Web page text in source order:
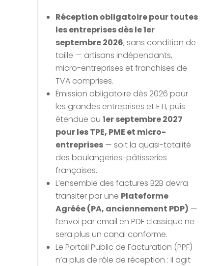
Réception obligatoire pour toutes
les entreprises dès le 1er
septembre 2026, sans condition de
taille — artisans indépendants,
micro-entreprises et franchises de
TVA comprises.
Émission obligatoire dès 2026 pour
les grandes entreprises et ETI, puis
étendue au 1er septembre 2027
pour les TPE, PME et micro-
entreprises— soit la quasi-totalité
des boulangeries-pâtisseries
françaises.
L’ensemble des factures B2B devra
transiter par une Plateforme
Agréée (PA, anciennement PDP) —
l’envoi par email en PDF classique ne
sera plus un canal conforme.
Le Portail Public de Facturation (PPF)
n’a plus de rôle de réception : il agit